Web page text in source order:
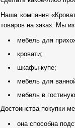
Наша компания
товаров на заказ. Мы
мебель для
кровати;
шкафы-купе;
мебель для
мебель в
Достоинства покупки
она способна